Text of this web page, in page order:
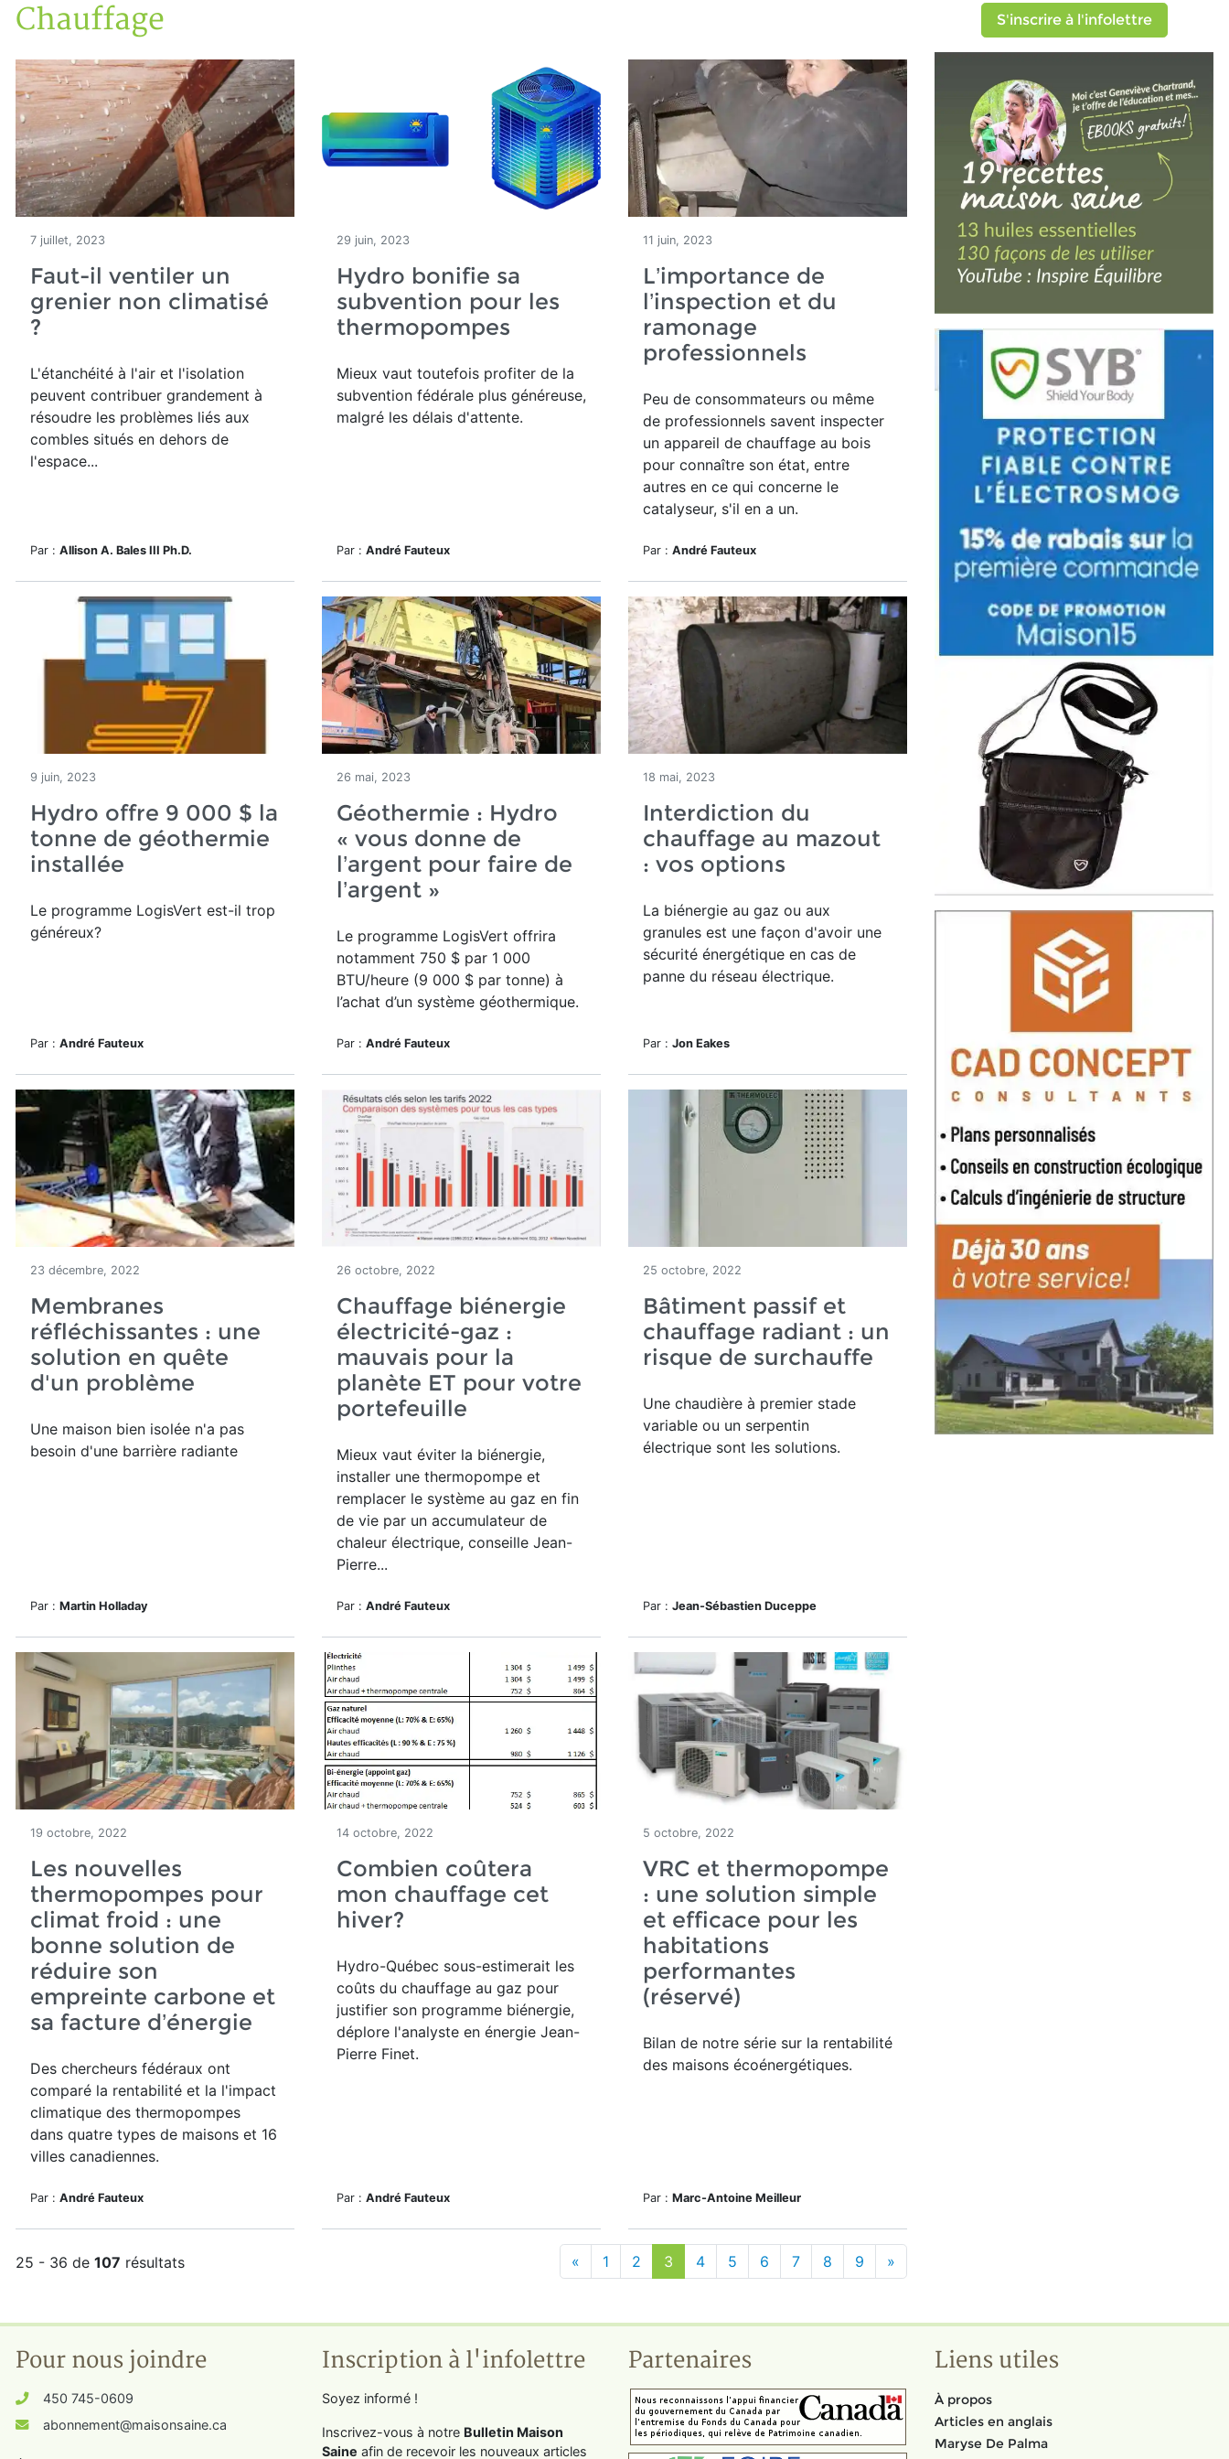
Accueil
Articles
Énergie
Chauffage
Chauffage
7 juillet, 2023
Faut-il ventiler un
grenier non climatisé
?
L'étanchéité à l'air et l'isolation
peuvent contribuer grandement à
résoudre les problèmes liés aux
combles situés en dehors de
l'espace...
Par : Allison A. Bales III Ph.D.
29 juin, 2023
Hydro bonifie sa
subvention pour les
thermopompes
Mieux vaut toutefois profiter de la
subvention fédérale plus généreuse,
malgré les délais d'attente.
Par : André Fauteux
11 juin, 2023
L’importance de
l’inspection et du
ramonage
professionnels
Peu de consommateurs ou même
de professionnels savent inspecter
un appareil de chauffage au bois
pour connaître son état, entre
autres en ce qui concerne le
catalyseur, s'il en a un.
Par : André Fauteux
9 juin, 2023
Hydro offre 9 000 $ la
tonne de géothermie
installée
Le programme LogisVert est-il trop
généreux?
Par : André Fauteux
26 mai, 2023
Géothermie : Hydro
« vous donne de
l’argent pour faire de
l’argent »
Le programme LogisVert offrira
notamment 750 $ par 1 000
BTU/heure (9 000 $ par tonne) à
l’achat d’un système géothermique.
Par : André Fauteux
18 mai, 2023
Interdiction du
chauffage au mazout
: vos options
La biénergie au gaz ou aux
granules est une façon d'avoir une
sécurité énergétique en cas de
panne du réseau électrique.
Par : Jon Eakes
23 décembre, 2022
Membranes
réfléchissantes : une
solution en quête
d'un problème
Une maison bien isolée n'a pas
besoin d'une barrière radiante
Par : Martin Holladay
26 octobre, 2022
Chauffage biénergie
électricité-gaz :
mauvais pour la
planète ET pour votre
portefeuille
Mieux vaut éviter la biénergie,
installer une thermopompe et
remplacer le système au gaz en fin
de vie par un accumulateur de
chaleur électrique, conseille Jean-
Pierre...
Par : André Fauteux
25 octobre, 2022
Bâtiment passif et
chauffage radiant : un
risque de surchauffe
Une chaudière à premier stade
variable ou un serpentin
électrique sont les solutions.
Par : Jean-Sébastien Duceppe
19 octobre, 2022
Les nouvelles
thermopompes pour
climat froid : une
bonne solution de
réduire son
empreinte carbone et
sa facture d’énergie
Des chercheurs fédéraux ont
comparé la rentabilité et la l'impact
climatique des thermopompes
dans quatre types de maisons et 16
villes canadiennes.
Par : André Fauteux
14 octobre, 2022
Combien coûtera
mon chauffage cet
hiver?
Hydro-Québec sous-estimerait les
coûts du chauffage au gaz pour
justifier son programme biénergie,
déplore l'analyste en énergie Jean-
Pierre Finet.
Par : André Fauteux
5 octobre, 2022
VRC et thermopompe
: une solution simple
et efficace pour les
habitations
performantes
(réservé)
Bilan de notre série sur la rentabilité
des maisons écoénergétiques.
Par : Marc-Antoine Meilleur
25 - 36 de 107 résultats « 1 2 3 4 5 6 7 8 9 »
S'inscrire à l'infolettre
Pour nous joindre
450 745-0609
abonnement@maisonsaine.ca
Inscription à l'infolettre
Soyez informé !
Inscrivez-vous à notre Bulletin Maison
Saine afin de recevoir les nouveaux articles
Partenaires Liens utiles
À propos
Articles en anglais
Maryse De Palma